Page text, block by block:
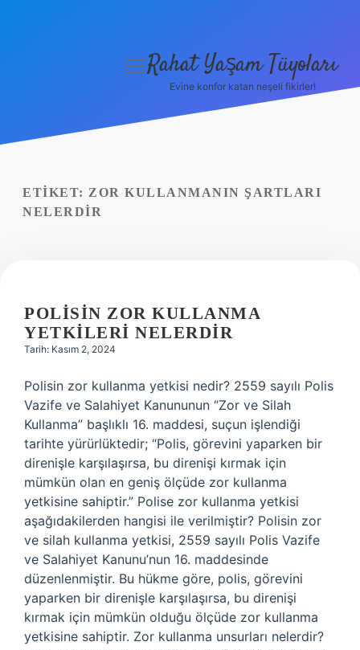
Yasal Uyarı
menüyü
Rahat Yaşam Tüyoları
Evine konfor katan neşeli fikirler!
ETIKET: ZOR KULLANMANIN ŞARTLARI
NELERDIR
POLISIN ZOR KULLANMA
YETKILERI NELERDIR
Tarih: Kasım 2, 2024
Polisin zor kullanma yetkisi nedir? 2559 sayılı Polis
Vazife ve Salahiyet Kanununun “Zor ve Silah
Kullanma” başlıklı 16. maddesi, suçun işlendiği
tarihte yürürlüktedir; “Polis, görevini yaparken bir
direnişle karşılaşırsa, bu direnişi kırmak için
mümkün olan en geniş ölçüde zor kullanma
yetkisine sahiptir.” Polise zor kullanma yetkisi
aşağıdakilerden hangisi ile verilmiştir? Polisin zor
ve silah kullanma yetkisi, 2559 sayılı Polis Vazife
ve Salahiyet Kanunu’nun 16. maddesinde
düzenlenmiştir. Bu hükme göre, polis, görevini
yaparken bir direnişle karşılaşırsa, bu direnişi
kırmak için mümkün olduğu ölçüde zor kullanma
yetkisine sahiptir. Zor kullanma unsurları nelerdir?